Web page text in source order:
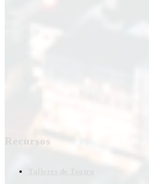
Recursos